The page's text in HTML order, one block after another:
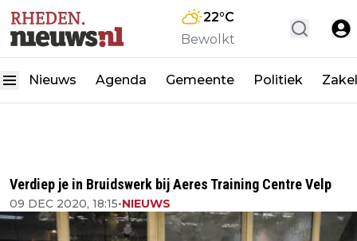
22°C
Bewolkt
Nieuws Agenda Gemeente Politiek
Verdiep je in Bruidswerk bij Aeres Training Centre Velp
09 DEC 2020, 18:15•NIEUWS